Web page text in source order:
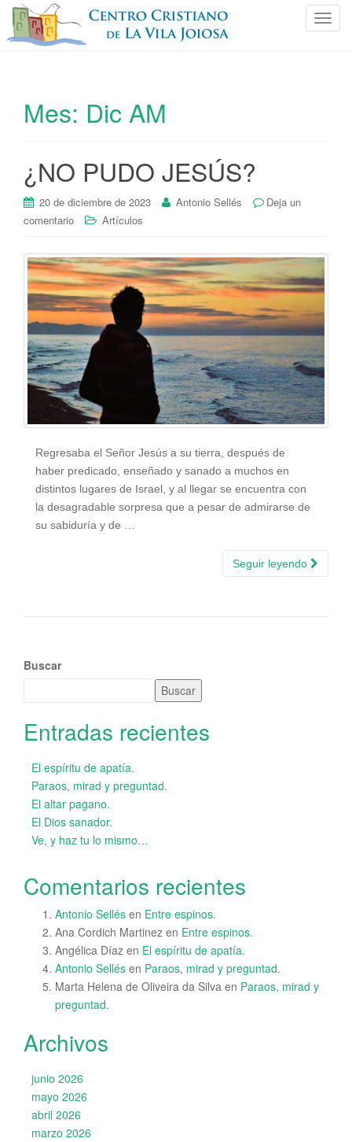
C
c
i
ó
n
Mes: Dic AM
¿NO PUDO JESÚS?
20 de diciembre de 2023 Antonio Sellés
Deja un
comentario
Artículos
Regresaba el Señor Jesús a su tierra, después de
haber predicado, enseñado y sanado a muchos en
distintos lugares de Israel, y al llegar se encuentra con
la desagradable sorpresa que a pesar de admirarse de
su sabiduría y de …
Seguir leyendo
Buscar
Buscar
Entradas recientes
El espíritu de apatía.
Paraos, mirad y preguntad.
El altar pagano.
El Dios sanador.
Ve, y haz tu lo mismo…
Comentarios recientes
Antonio Sellés en Entre espinos.
Ana Cordich Martinez en Entre espinos.
Angélica Díaz en El espíritu de apatía.
Antonio Sellés en Paraos, mirad y preguntad.
Marta Helena de Oliveira da Silva en Paraos, mirad y
preguntad.
Archivos
junio 2026
mayo 2026
abril 2026
marzo 2026